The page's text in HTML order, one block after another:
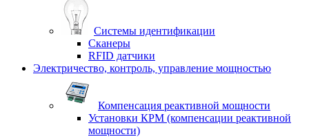
Системы идентификации
Сканеры
RFID датчики
Электричество, контроль, управление мощностью
Компенсация реактивной мощности
Установки КРМ (компенсации реактивной
мощности)